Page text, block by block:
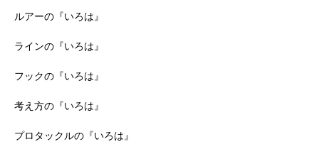
ルアーの『いろは』
ラインの『いろは』
フックの『いろは』
考え方の『いろは』
プロタックルの『いろは』